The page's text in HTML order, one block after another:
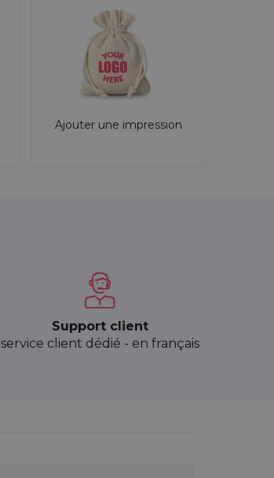
Ajouter une impression
Support client
service client dédié - en français